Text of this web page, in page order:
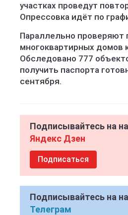
участках проведут
Опрессовка идёт по
Параллельно проверяют
многоквартирных домов
Обследовано 777
получить паспорта
сентября.
Подписывайтесь на
Яндекс Дзен
Подписаться
Подписывайтесь на
Телеграм